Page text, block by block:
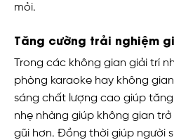
mỏi.
Tăng cường trải nghiệm
Trong các không gian giải trí
phòng karaoke hay không
sáng chất lượng cao giúp
nhẹ nhàng giúp không gian
gũi hơn. Đồng thời giúp người